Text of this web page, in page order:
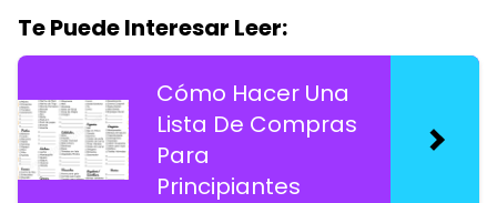
Te Puede Interesar Leer:
Cómo Hacer Una
Lista De Compras
Para
Principiantes